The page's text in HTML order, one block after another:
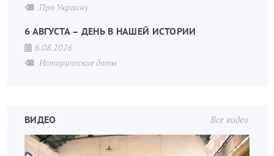
Про Украину
6 АВГУСТА – ДЕНЬ В НАШЕЙ ИСТОРИИ
6.08.2026
Исторические даты
Все видео
ВИДЕО